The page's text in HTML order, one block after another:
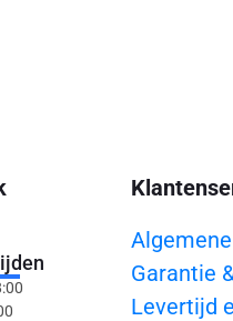
Garantie
Levertijd